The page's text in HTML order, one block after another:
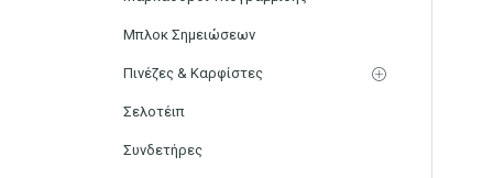
Μπλοκ Σημειώσεων
Πινέζες & Καρφίστες
Σελοτέιπ
Συνδετήρες